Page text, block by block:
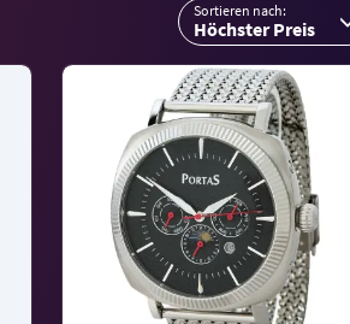
Sortieren nach:
Höchster Preis